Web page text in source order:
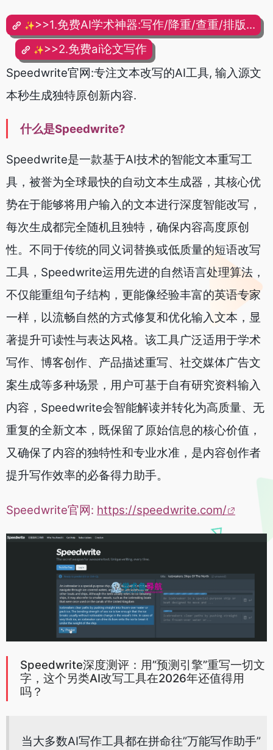
✨>>1.免费AI学术神器:写作/降重/查重/排版...
✨>>2.免费ai论文写作
Speedwrite官网:专注文本改写的AI工具, 输入源文
本秒生成独特原创新内容.
什么是Speedwrite?
Speedwrite是一款基于AI技术的智能文本重写工
具，被誉为全球最快的自动文本生成器，其核心优
势在于能够将用户输入的文本进行深度智能改写，
每次生成都完全随机且独特，确保内容高度原创
性。不同于传统的同义词替换或低质量的短语改写
工具，Speedwrite运用先进的自然语言处理算法，
不仅能重组句子结构，更能像经验丰富的英语专家
一样，以流畅自然的方式修复和优化输入文本，显
著提升可读性与表达风格。该工具广泛适用于学术
写作、博客创作、产品描述重写、社交媒体广告文
案生成等多种场景，用户可基于自有研究资料输入
内容，Speedwrite会智能解读并转化为高质量、无
重复的全新文本，既保留了原始信息的核心价值，
又确保了内容的独特性和专业水准，是内容创作者
提升写作效率的必备得力助手。
Speedwrite官网: https://speedwrite.com/
Speedwrite深度测评：用”预测引擎”重写一切文
字，这个另类AI改写工具在2026年还值得用
吗？
当大多数AI写作工具都在拼命往”万能写作助手”